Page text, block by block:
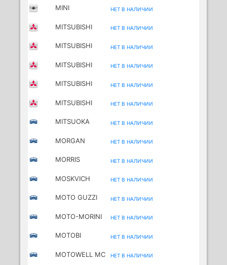
MINI НЕТ В НАЛИЧИИ
MITSUBISHI НЕТ В НАЛИЧИИ
MITSUBISHI
НЕТ В НАЛИЧИИ
MITSUBISHI
НЕТ В НАЛИЧИИ
MITSUBISHI
НЕТ В НАЛИЧИИ
MITSUBISHI
НЕТ В НАЛИЧИИ
MITSUOKA НЕТ В НАЛИЧИИ
MORGAN НЕТ В НАЛИЧИИ
MORRIS НЕТ В НАЛИЧИИ
MOSKVICH НЕТ В НАЛИЧИИ
MOTO GUZZI
НЕТ В НАЛИЧИИ
MOTO-MORINI
НЕТ В НАЛИЧИИ
MOTOBI
НЕТ В НАЛИЧИИ
MOTOWELL MC НЕТ В НАЛИЧИИ